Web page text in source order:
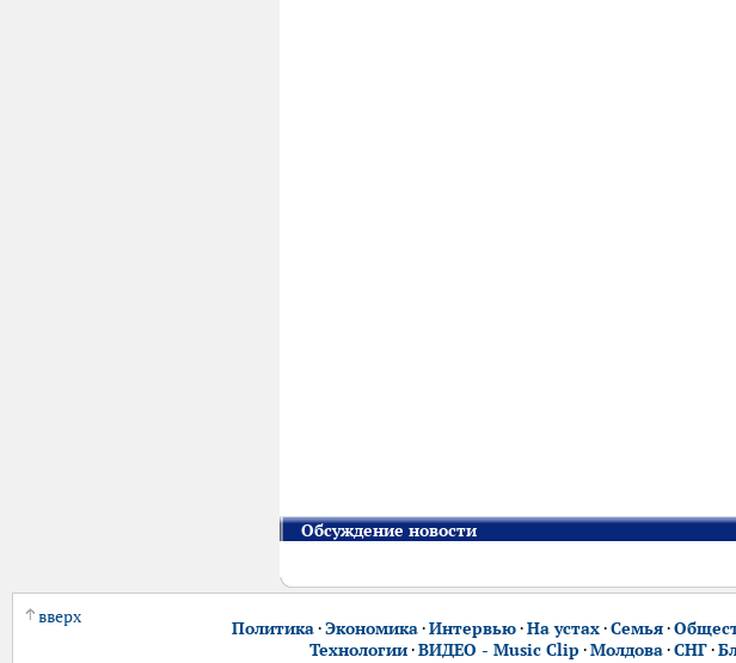
Обсуждение новости
вверх
Политика·Экономика·Интервью·На устах·Семья·
Технологии·ВИДЕО - Music Clip ·Молдова·СНГ·